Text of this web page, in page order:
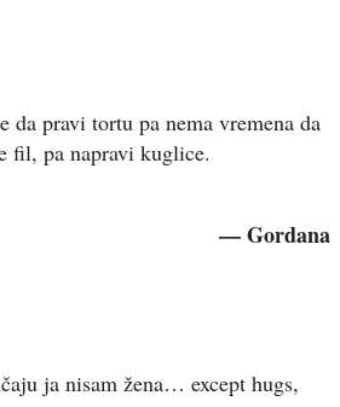
da pravi tortu pa nema vremena da
fil, pa napravi kuglice.
— Gordana
ja nisam žena… except hugs,